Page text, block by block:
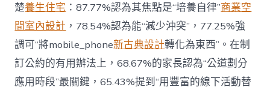
楚養生住宅 ：87.77%認為其焦點是“培養自律”商業空
間室內設計 ，78.54%認為能“減少沖突”，77.25%強
調可“將mobile_phone新古典設計轉化為東西”。在制
訂公約的有用辦法上，68.67%的家長認為“公道劃分
應用時段”最關鍵，65.43%提到“用豐富的線下活動替